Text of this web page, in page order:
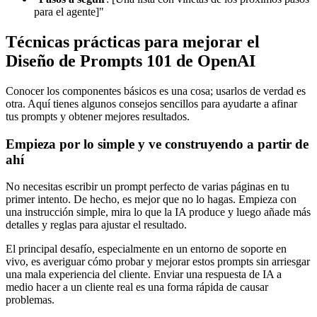
para el agente]"
Técnicas prácticas para mejorar el
Diseño de Prompts 101 de OpenAI
Conocer los componentes básicos es una cosa; usarlos de verdad es
otra. Aquí tienes algunos consejos sencillos para ayudarte a afinar
tus prompts y obtener mejores resultados.
Empieza por lo simple y ve construyendo a partir de
ahí
No necesitas escribir un prompt perfecto de varias páginas en tu
primer intento. De hecho, es mejor que no lo hagas. Empieza con
una instrucción simple, mira lo que la IA produce y luego añade más
detalles y reglas para ajustar el resultado.
El principal desafío, especialmente en un entorno de soporte en
vivo, es averiguar cómo probar y mejorar estos prompts sin arriesgar
una mala experiencia del cliente. Enviar una respuesta de IA a
medio hacer a un cliente real es una forma rápida de causar
problemas.